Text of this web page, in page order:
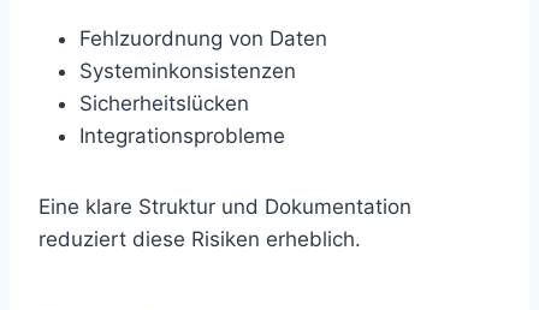
Fehlzuordnung von Daten
Systeminkonsistenzen
Sicherheitslücken
Integrationsprobleme
Eine klare Struktur und Dokumentation
reduziert diese Risiken erheblich.